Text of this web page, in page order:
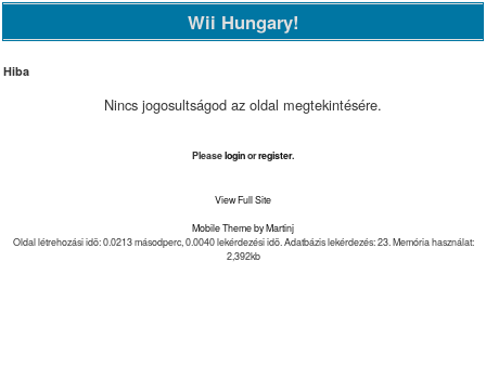
Wii Hungary!
Hiba
Nincs jogosultságod az oldal megtekintésére.
Pleaseloginorregister.
View Full Site
Mobile Theme by Martinj
Oldal létrehozási idõ: 0.0213 másodperc, 0.0040 lekérdezési idõ. Adatbázis lekérdezés: 23. Memória használat:
2,392kb